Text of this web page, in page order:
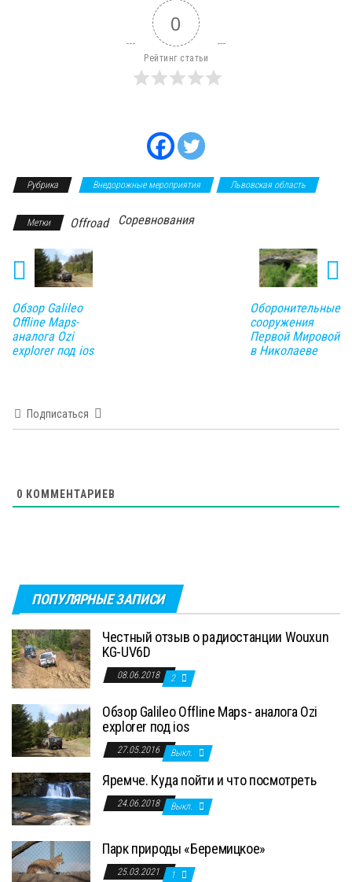
0
Рейтинг статьи
Рубрика Внедорожные мероприятия Львовская область
Метки Offroad Соревнования
Обзор Galileo
Offline Maps-
аналога Ozi
explorer под ios
Оборонительные
сооружения
Первой Мировой
в Николаеве
Подписаться
0 КОММЕНТАРИЕВ
ПОПУЛЯРНЫЕ ЗАПИСИ
Честный отзыв о радиостанции Wouxun
KG-UV6D
08.06.2018 2
Обзор Galileo Offline Maps- аналога Ozi
explorer под ios
27.05.2016 Выкл.
Яремче. Куда пойти и что посмотреть
24.06.2018 Выкл.
Парк природы «Беремицкое»
25.03.2021 1